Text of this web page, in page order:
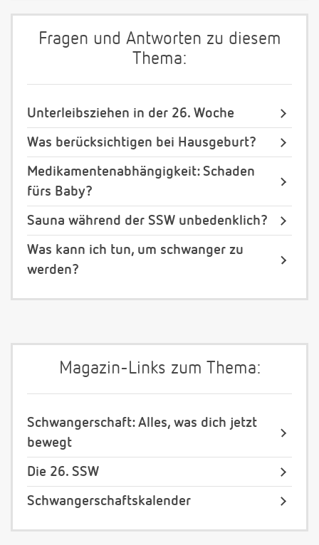
Fragen und Antworten zu diesem
Thema:
Unterleibsziehen in der 26. Woche
Was berücksichtigen bei Hausgeburt?
Medikamentenabhängigkeit: Schaden
fürs Baby?
Sauna während der SSW unbedenklich?
Was kann ich tun, um schwanger zu
werden?
Magazin-Links zum Thema:
Schwangerschaft: Alles, was dich jetzt
bewegt
Die 26. SSW
Schwangerschaftskalender